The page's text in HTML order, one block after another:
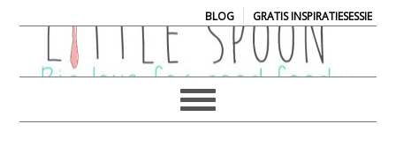
BLOG| GRATIS INSPIRATIESESSIE